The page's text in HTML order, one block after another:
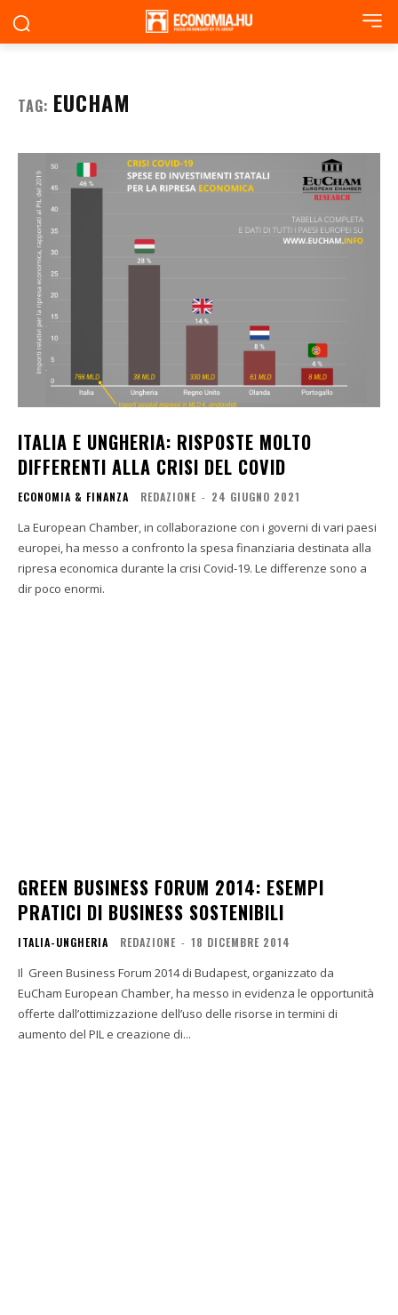
TAG: EUCHAM
ITALIA E UNGHERIA: RISPOSTE MOLTO
DIFFERENTI ALLA CRISI DEL COVID
ECONOMIA & FINANZA REDAZIONE - 24 GIUGNO 2021
La European Chamber, in collaborazione con i governi di vari paesi
europei, ha messo a confronto la spesa finanziaria destinata alla
ripresa economica durante la crisi Covid-19. Le differenze sono a
dir poco enormi.
GREEN BUSINESS FORUM 2014: ESEMPI
PRATICI DI BUSINESS SOSTENIBILI
ITALIA-UNGHERIA REDAZIONE - 18 DICEMBRE 2014
Il Green Business Forum 2014 di Budapest, organizzato da
EuCham European Chamber, ha messo in evidenza le opportunità
offerte dall’ottimizzazione dell’uso delle risorse in termini di
aumento del PIL e creazione di...